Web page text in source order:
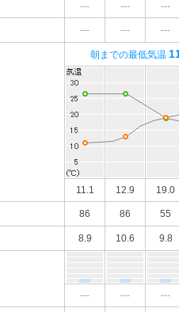
--- --- ---
--- --- ---
朝までの最低気温
11.1 12.9 19.0
86 86 55
8.9 10.6 9.8
--- --- ---